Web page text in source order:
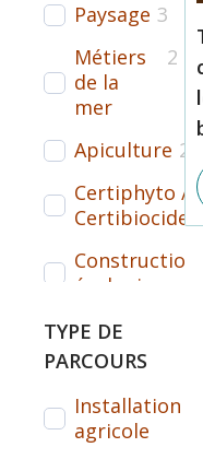
Paysage 3
Métiers
de la
mer
2
Apiculture 2
Certiphyto /
Certibiocide
Construction
écologique
VAE 1
TYPE DE
PARCOURS
Installation
agricole